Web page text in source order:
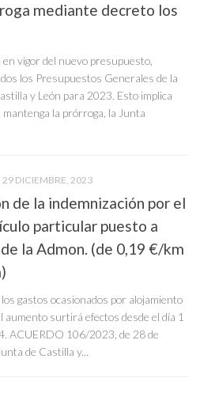
mediante decreto los
vigor del nuevo presupuesto,
los Presupuestos Generales de la
y León para 2023. Esto implica
la prórroga, la Junta
29 DICIEMBRE, 2023
de la indemnización por el
particular puesto a
la Admon. (de 0,19 €/km
gastos ocasionados por alojamiento
aumento surtirá efectos desde el día 1
ACUERDO 106/2023, de 28 de
de Castilla y...